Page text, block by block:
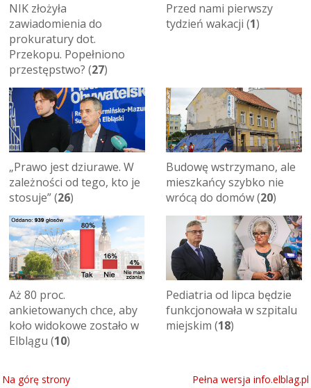
NIK złożyła
zawiadomienia do
prokuratury dot.
Przekopu. Popełniono
przestępstwo? (27)
Przed nami pierwszy
tydzień wakacji (1)
„Prawo jest dziurawe. W
zależności od tego, kto je
stosuje” (26)
Budowę wstrzymano, ale
mieszkańcy szybko nie
wrócą do domów (20)
Aż 80 proc.
ankietowanych chce, aby
koło widokowe zostało w
Elblągu (10)
Pediatria od lipca będzie
funkcjonowała w szpitalu
miejskim (18)
Na górę strony Pełna wersja info.elblag.pl